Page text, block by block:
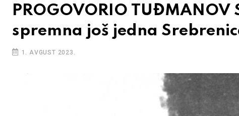
PROGOVORIO TUĐMANOV
spremna još jedna
1. AVGUST 2023.